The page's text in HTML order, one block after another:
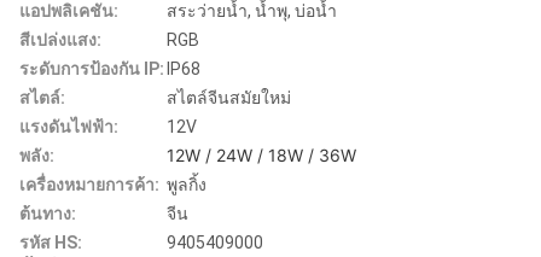
แอปพลิเคชัน:
สระว่ายน้ำ, น้ำพุ, บ่อน้ำ
สีเปล่งแสง:
RGB
ระดับการป้องกัน IP: IP68
สไตล์:
สไตล์จีนสมัยใหม่
แรงดันไฟฟ้า:
12V
พลัง:
12W / 24W / 18W / 36W
เครื่องหมายการค้า: พูลกิ้ง
ต้นทาง:
จีน
รหัส HS:
9405409000